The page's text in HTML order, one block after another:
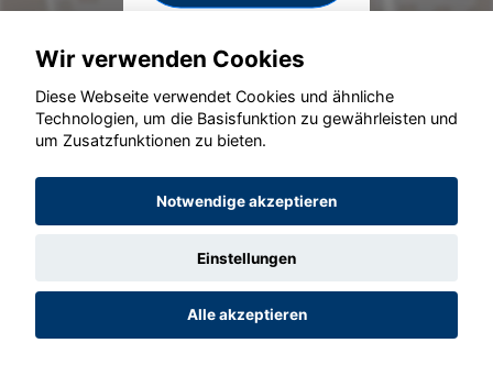
© konjunkturmotor.de GmbH 2020 - 2026
Wir verwenden Cookies
Diese Webseite verwendet Cookies und ähnliche
Technologien, um die Basisfunktion zu gewährleisten und
um Zusatzfunktionen zu bieten.
Notwendige akzeptieren
Einstellungen
Alle akzeptieren